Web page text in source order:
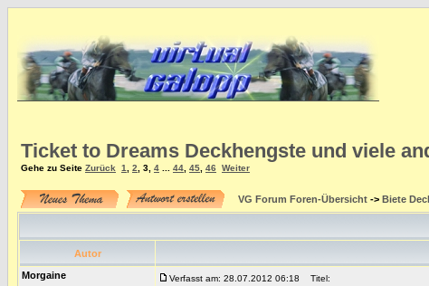
Ticket to Dreams Deckhengste und viele
Gehe zu Seite Zurück 1 2 3 4 44 45 46 Weiter
VG Forum Foren-Übersicht -> Biete
Autor
Morgaine
Verfasst am: 28.07.2012 06:18 Titel: